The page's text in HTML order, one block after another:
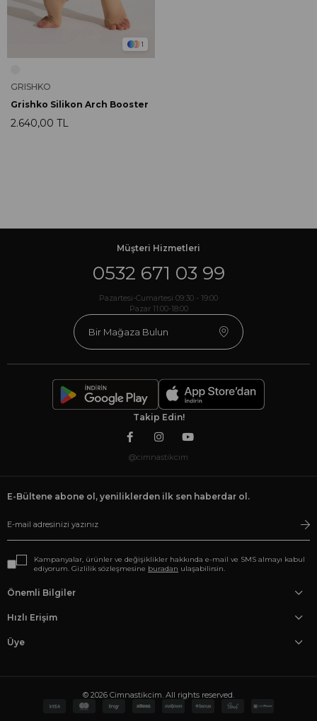
1
GRISHKO
Grishko Silikon Arch Booster
2.640,00 TL
Müşteri Hizmetleri
0532 671 03 99
Pazartesi-Cumartesi 09:30 - 19:00
Pazar 11:00-18:00
Bir Mağaza Bulun
Takip Edin!
@cimnastikcim
E-Bültene abone ol, yeniliklerden ilk sen haberdar ol.
Kampanyalar, ürünler ve değişiklikler hakkında e-mail ve SMS almayı kabul
ediyorum. Gizlilik sözleşmesine buradan ulaşabilirsin.
Önemli Bilgiler
Hızlı Erişim
Üye
© 2026 Cimnastikcim. All rights reserved.